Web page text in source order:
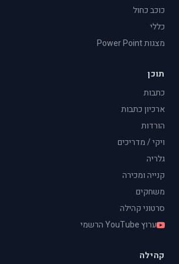
כוכב כחול
כללי
מצגות Power Point
תוכן
כתבות
ארכיון כתבות
הורדות
ויקי / מדריכים
גלריה
קנייה ומכירה
משחקים
סרטוני קהילה
ערוץ YouTube הרשמי
קהילה